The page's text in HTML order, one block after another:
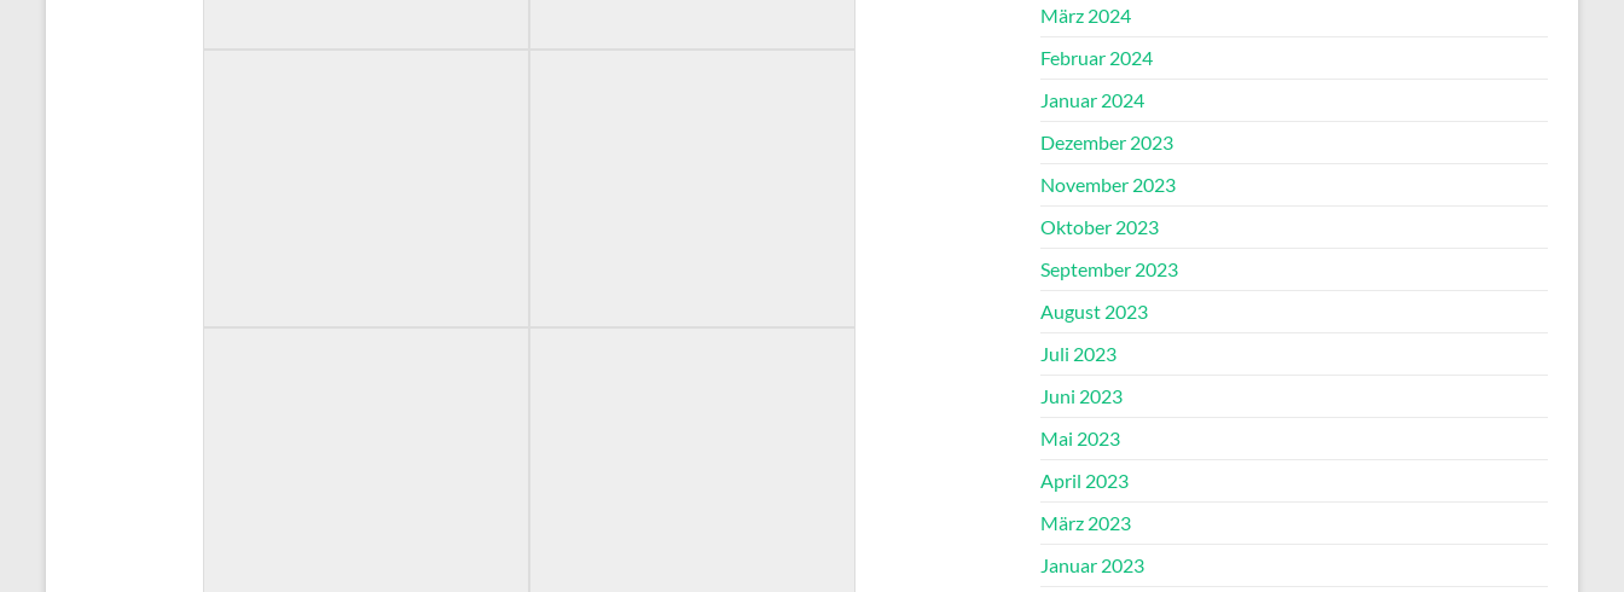
März 2024
Februar 2024
Januar 2024
Dezember 2023
November 2023
Oktober 2023
September 2023
August 2023
Juli 2023
Juni 2023
Mai 2023
April 2023
März 2023
Januar 2023